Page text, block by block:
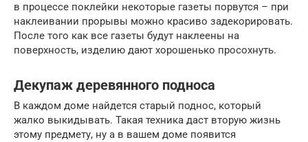
в процессе поклейки некоторые газеты порвутся – при
наклеивании прорывы можно красиво задекорировать.
После того как все газеты будут наклеены на
поверхность, изделию дают хорошенько просохнуть.
Декупаж деревянного подноса
В каждом доме найдется старый поднос, который
жалко выкидывать. Такая техника даст вторую жизнь
этому предмету, ну а в вашем доме появится